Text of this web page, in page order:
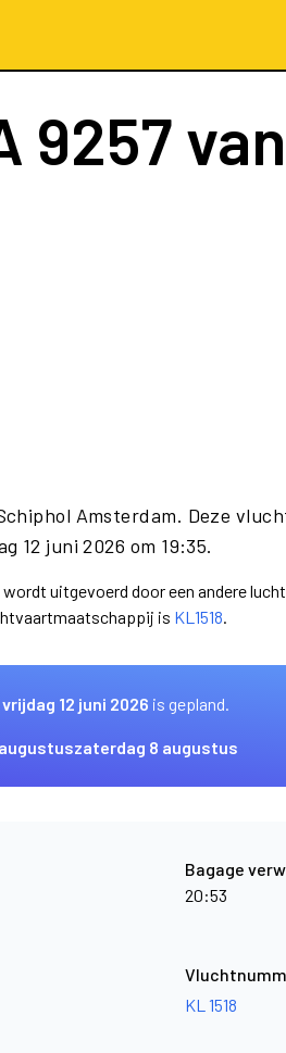
9257
Amsterdam. Deze
12 juni 2026 om 19:35.
uitgevoerd door een andere
is KL1518.
vrijdag 12 juni 2026 is gepland.
zaterdag 8 augustus
Bagage
20:53
KL 1518